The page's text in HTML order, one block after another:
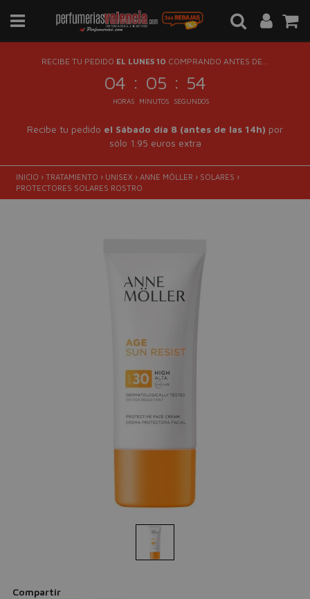
RECIBE TU PEDIDO EL LUNES 10 COMPRANDO ANTES DE...
04 : 05 : 53
HORAS MINUTOS SEGUNDOS
Recibe tu pedido el Sábado día 8 (antes de las 14h) por
sólo 1.95 euros extra
INICIO › TRATAMIENTO › UNISEX › ANNE MÖLLER › SOLARES ›
PROTECTORES SOLARES ROSTRO
Compartir